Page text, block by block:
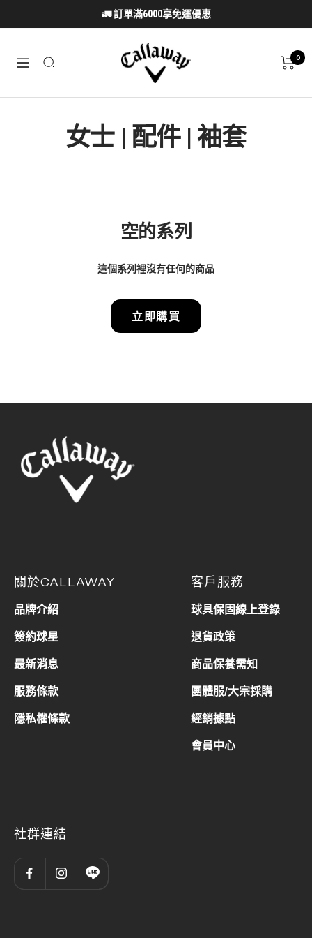
🚛 訂單滿6000享免運優惠
導
Callaway
Taiwan
0
女士 | 配件 | 袖套
空的系列
這個系列裡沒有任何的商品
立即購買
關於CALLAWAY
品牌介紹
簽約球星
最新消息
服務條款
隱私權條款
客戶服務
球具保固線上登錄
退貨政策
商品保養需知
團體服/大宗採購
經銷據點
會員中心
社群連結